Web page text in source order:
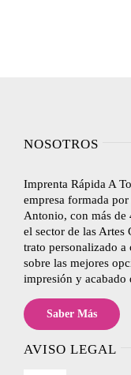
NOSOTROS
Imprenta Rápida A
empresa formada
Antonio, con más de
el sector de las Artes
trato personalizado a
sobre las mejores
impresión y acabado
Saber Más
AVISO LEGAL